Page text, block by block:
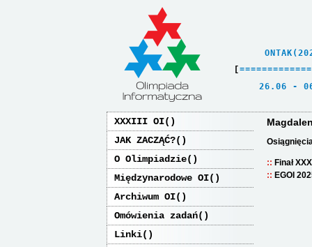
[ =============
26.06
XXXIII OI
JAK ZACZĄĆ?
O Olimpiadzie
Międzynarodowe OI
Archiwum OI
Omówienia zadań
Linki
Finał
EGOI